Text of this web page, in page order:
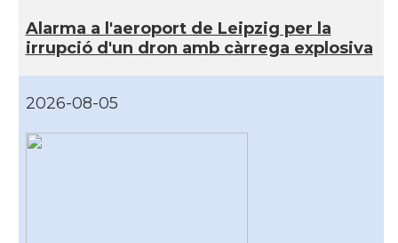
Alarma a l'aeroport de Leipzig per la
irrupció d'un dron amb càrrega explosiva
2026-08-05